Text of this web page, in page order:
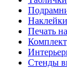
Наклейки
Печать
Стенды